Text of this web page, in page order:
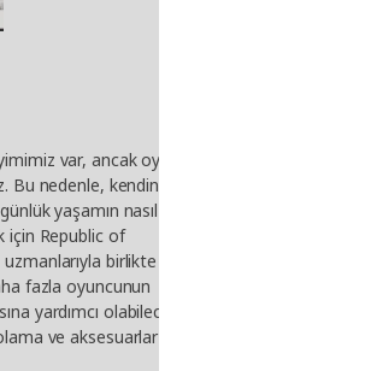
var, ancak oyun
Bu nedenle, kendini
yaşamın nasıl
için Republic of
uzmanlarıyla birlikte
fazla oyuncunun
yardımcı olabilecek
ve aksesuarlar ile